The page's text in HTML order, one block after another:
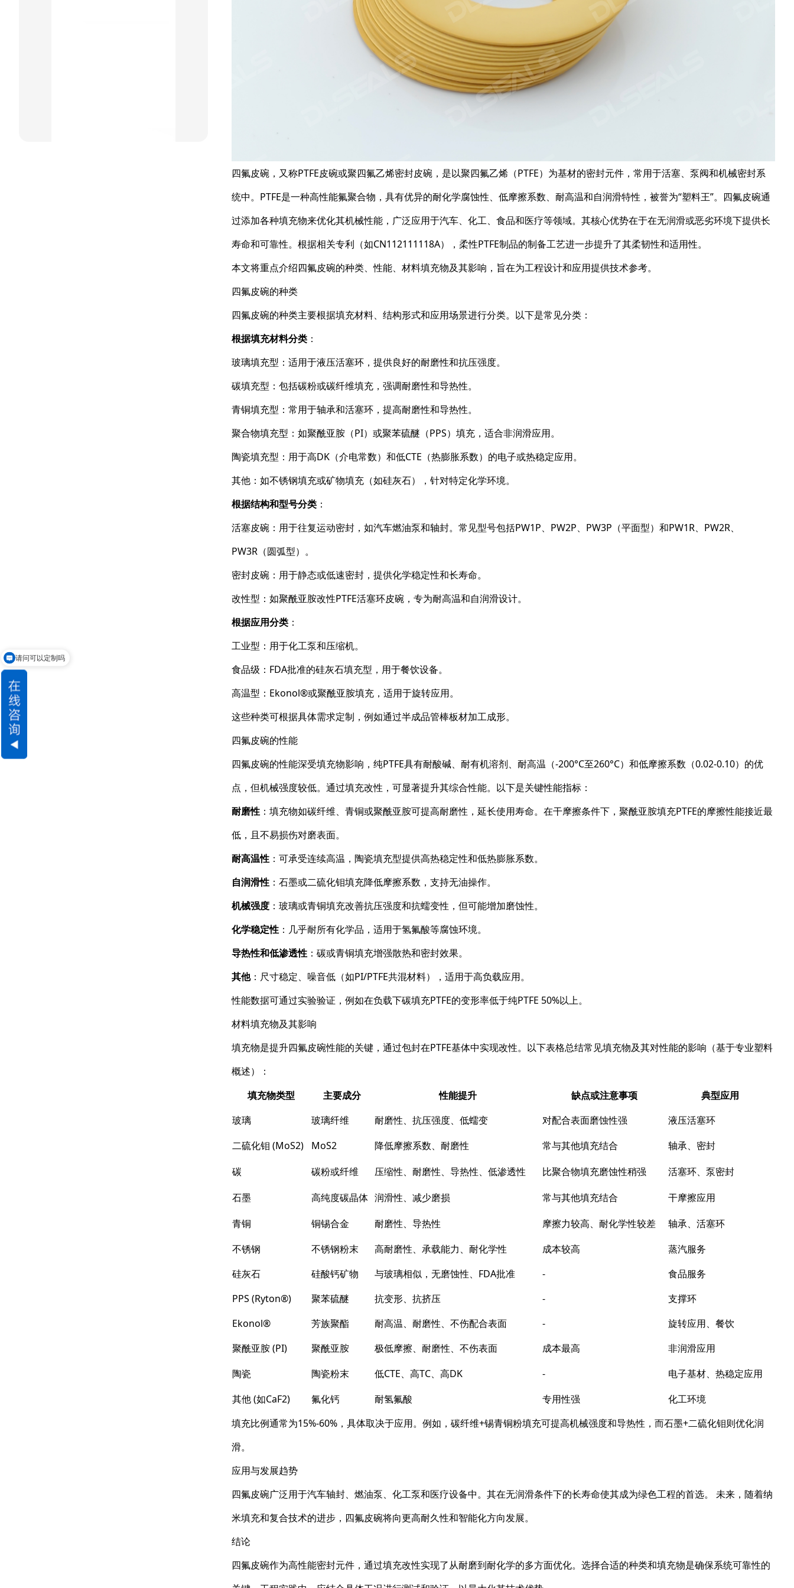
四氟皮碗，又称PTFE皮碗或聚四氟乙烯密封皮碗，是以聚四氟乙烯（PTFE）为基材的密封元件，常用于活塞、泵阀和机械密封系
统中。PTFE是一种高性能氟聚合物，具有优异的耐化学腐蚀性、低摩擦系数、耐高温和自润滑特性，被誉为“塑料王”。四氟皮碗通
过添加各种填充物来优化其机械性能，广泛应用于汽车、化工、食品和医疗等领域。其核心优势在于在无润滑或恶劣环境下提供长
寿命和可靠性。根据相关专利（如CN112111118A），柔性PTFE制品的制备工艺进一步提升了其柔韧性和适用性。
本文将重点介绍四氟皮碗的种类、性能、材料填充物及其影响，旨在为工程设计和应用提供技术参考。
四氟皮碗的种类
四氟皮碗的种类主要根据填充材料、结构形式和应用场景进行分类。以下是常见分类：
根据填充材料分类：
玻璃填充型：适用于液压活塞环，提供良好的耐磨性和抗压强度。
碳填充型：包括碳粉或碳纤维填充，强调耐磨性和导热性。
青铜填充型：常用于轴承和活塞环，提高耐磨性和导热性。
聚合物填充型：如聚酰亚胺（PI）或聚苯硫醚（PPS）填充，适合非润滑应用。
陶瓷填充型：用于高DK（介电常数）和低CTE（热膨胀系数）的电子或热稳定应用。
其他：如不锈钢填充或矿物填充（如硅灰石），针对特定化学环境。
根据结构和型号分类：
活塞皮碗：用于往复运动密封，如汽车燃油泵和轴封。常见型号包括PW1P、PW2P、PW3P（平面型）和PW1R、PW2R、
PW3R（圆弧型）。
密封皮碗：用于静态或低速密封，提供化学稳定性和长寿命。
改性型：如聚酰亚胺改性PTFE活塞环皮碗，专为耐高温和自润滑设计。
根据应用分类：
工业型：用于化工泵和压缩机。
食品级：FDA批准的硅灰石填充型，用于餐饮设备。
高温型：Ekonol®或聚酰亚胺填充，适用于旋转应用。
这些种类可根据具体需求定制，例如通过半成品管棒板材加工成形。
四氟皮碗的性能
四氟皮碗的性能深受填充物影响，纯PTFE具有耐酸碱、耐有机溶剂、耐高温（-200°C至260°C）和低摩擦系数（0.02-0.10）的优
点，但机械强度较低。通过填充改性，可显著提升其综合性能。以下是关键性能指标：
耐磨性：填充物如碳纤维、青铜或聚酰亚胺可提高耐磨性，延长使用寿命。在干摩擦条件下，聚酰亚胺填充PTFE的摩擦性能接近最
低，且不易损伤对磨表面。
耐高温性：可承受连续高温，陶瓷填充型提供高热稳定性和低热膨胀系数。
自润滑性：石墨或二硫化钼填充降低摩擦系数，支持无油操作。
机械强度：玻璃或青铜填充改善抗压强度和抗蠕变性，但可能增加磨蚀性。
化学稳定性：几乎耐所有化学品，适用于氢氟酸等腐蚀环境。
导热性和低渗透性：碳或青铜填充增强散热和密封效果。
其他：尺寸稳定、噪音低（如PI/PTFE共混材料），适用于高负载应用。
性能数据可通过实验验证，例如在负载下碳填充PTFE的变形率低于纯PTFE 50%以上。
材料填充物及其影响
填充物是提升四氟皮碗性能的关键，通过包封在PTFE基体中实现改性。以下表格总结常见填充物及其对性能的影响（基于专业塑料
概述）：
填充物类型
主要成分 性能提升 缺点或注意事项
典型应用
玻璃
玻璃纤维 耐磨性、抗压强度、低蠕变 对配合表面磨蚀性强
液压活塞环
二硫化钼 (MoS2)
MoS2 降低摩擦系数、耐磨性 常与其他填充结合
轴承、密封
碳
碳粉或纤维 压缩性、耐磨性、导热性、低渗透性 比聚合物填充磨蚀性稍强
活塞环、泵密封
石墨
高纯度碳晶体 润滑性、减少磨损 常与其他填充结合
干摩擦应用
青铜
铜锡合金 耐磨性、导热性 摩擦力较高、耐化学性较差
轴承、活塞环
不锈钢
不锈钢粉末 高耐磨性、承载能力、耐化学性 成本较高
蒸汽服务
硅灰石
硅酸钙矿物 与玻璃相似，无磨蚀性、FDA批准 -
食品服务
PPS (Ryton®)
聚苯硫醚 抗变形、抗挤压 -
支撑环
Ekonol®
芳族聚酯 耐高温、耐磨性、不伤配合表面 -
旋转应用、餐饮
聚酰亚胺 (PI)
聚酰亚胺 极低摩擦、耐磨性、不伤表面 成本最高
非润滑应用
陶瓷
陶瓷粉末 低CTE、高TC、高DK -
电子基材、热稳定应用
其他 (如CaF2)
氟化钙 耐氢氟酸 专用性强
化工环境
填充比例通常为15%-60%，具体取决于应用。例如，碳纤维+锡青铜粉填充可提高机械强度和导热性，而石墨+二硫化钼则优化润
滑。
应用与发展趋势
四氟皮碗广泛用于汽车轴封、燃油泵、化工泵和医疗设备中。其在无润滑条件下的长寿命使其成为绿色工程的首选。 未来，随着纳
米填充和复合技术的进步，四氟皮碗将向更高耐久性和智能化方向发展。
结论
四氟皮碗作为高性能密封元件，通过填充改性实现了从耐磨到耐化学的多方面优化。选择合适的种类和填充物是确保系统可靠性的
请问可以定制吗